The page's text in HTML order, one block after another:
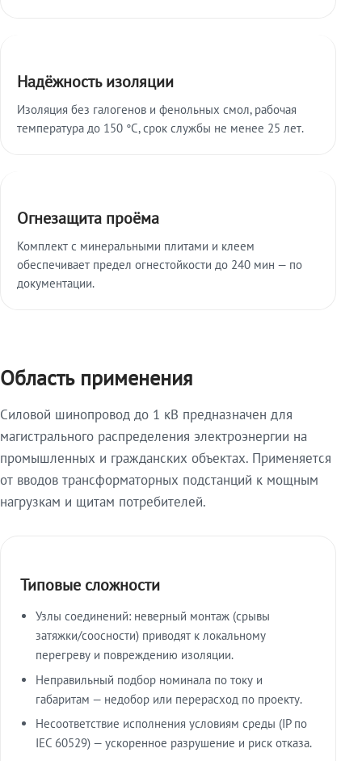
Надёжность изоляции
Изоляция без галогенов и фенольных смол, рабочая
температура до 150 °C, срок службы не менее 25 лет.
Огнезащита проёма
Комплект с минеральными плитами и клеем
обеспечивает предел огнестойкости до 240 мин — по
документации.
Область применения
Силовой шинопровод до 1 кВ предназначен для
магистрального распределения электроэнергии на
промышленных и гражданских объектах. Применяется
от вводов трансформаторных подстанций к мощным
нагрузкам и щитам потребителей.
Типовые сложности
Узлы соединений: неверный монтаж (срывы
затяжки/соосности) приводят к локальному
перегреву и повреждению изоляции.
Неправильный подбор номинала по току и
габаритам — недобор или перерасход по проекту.
Несоответствие исполнения условиям среды (IP по
IEC 60529) — ускоренное разрушение и риск отказа.